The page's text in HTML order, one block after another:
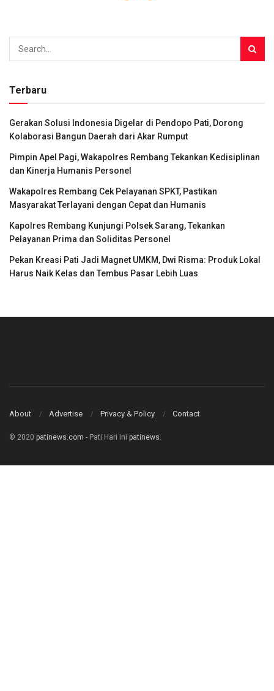
Terbaru
Gerakan Solusi Indonesia Digelar di Pendopo Pati, Dorong
Kolaborasi Bangun Daerah dari Akar Rumput
Pimpin Apel Pagi, Wakapolres Rembang Tekankan Kedisiplinan
dan Kinerja Humanis Personel
Wakapolres Rembang Cek Pelayanan SPKT, Pastikan
Masyarakat Terlayani dengan Cepat dan Humanis
Kapolres Rembang Kunjungi Polsek Sarang, Tekankan
Pelayanan Prima dan Soliditas Personel
Pekan Kreasi Pati Jadi Magnet UMKM, Dwi Risma: Produk Lokal
Harus Naik Kelas dan Tembus Pasar Lebih Luas
About Advertise Privacy & Policy Contact
© 2020 patinews.com - Pati Hari Ini patinews.